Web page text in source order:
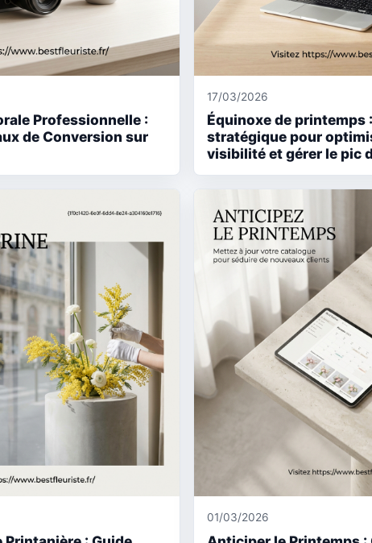
Professionnelle :
de Conversion sur
17/03/2026
Équinoxe de printemps
stratégique pour
visibilité et gérer le pic
01/03/2026